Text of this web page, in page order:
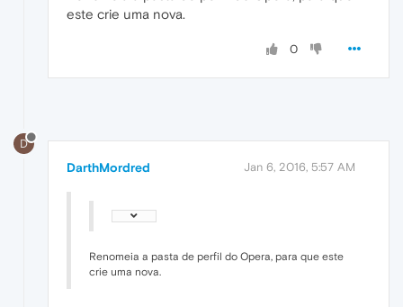
este crie uma nova.
0
D
DarthMordred Jan 6, 2016, 5:57 AM
Renomeia a pasta de perfil do Opera, para que este
crie uma nova.